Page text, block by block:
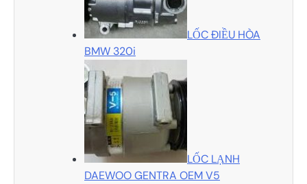
LỐC ĐIỀU HÒA
BMW 320i
LỐC LẠNH
DAEWOO GENTRA OEM V5